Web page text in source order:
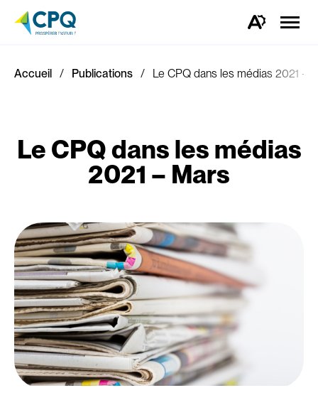
Ouvrez
d'accessibilité.
la
Accueil Publications Le CPQ dans les médias 2021 –
Le CPQ dans les médias
2021 – Mars